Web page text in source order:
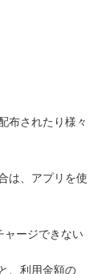
布されたり様々
は、アプリを使
ャージできない
、利用金額の